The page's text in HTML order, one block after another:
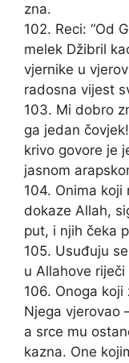
zna.
102. Reci: “Od
melek Džibril
vjernike u
radosna vijest
103. Mi dobro
ga jedan
krivo govore je
jasnom
104. Onima koji
dokaze Allah,
put, i njih čeka
105. Usuđuju
u Allahove
106. Onoga
Njega vjerovao
a srce mu
kazna. One